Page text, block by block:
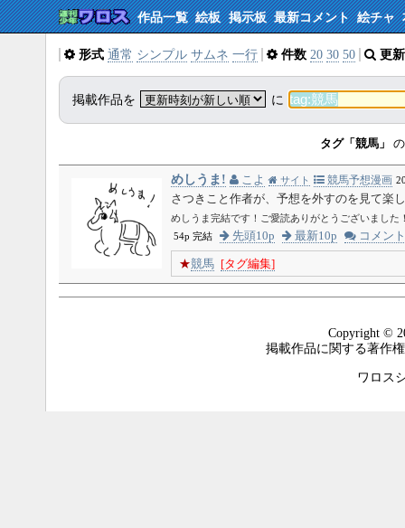
作品一覧 絵板 掲示板 最新コメント 絵チャ
形式 通常 シンプル サムネ 一行 件数 20 30 50 更
掲載作品を に
タグ「競馬」
めしうま! こよ サイト 競馬予想漫画
さつきこと作者が、予想を外すのを見て楽
めしうま完結です！ご愛読ありがとうございました
54p 完結
先頭10p 最新10p コメント
★競馬 [タグ編集]
Copyright ©
掲載作品に関する著作
ワロス